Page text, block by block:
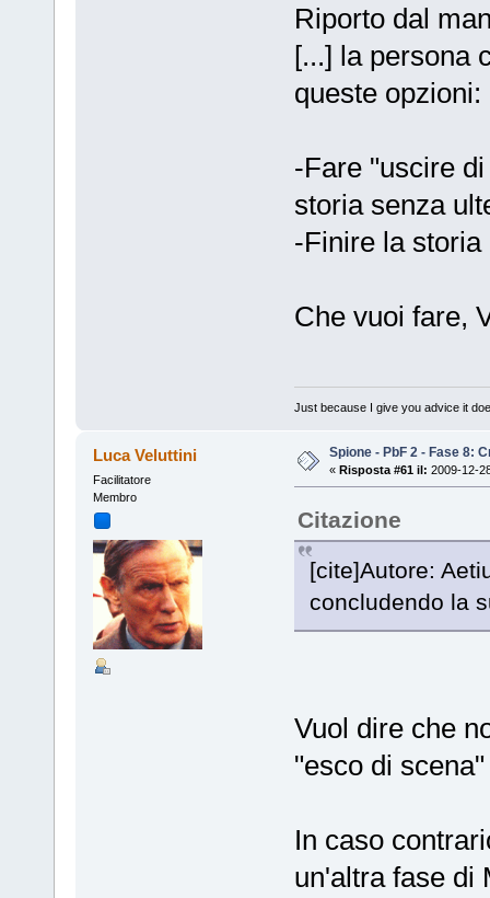
Riporto dal
[...] la persona
queste opzioni:
-Fare "uscire
storia senza
-Finire la
Che vuoi fare,
Just because I give you advice it
Luca Veluttini
Facilitatore
Membro
Spione - PbF 2 - Fase 8:
« Risposta #61 il: 2009-12-
Citazione
[cite]Autore:
concludendo la
Vuol dire che
"esco di
In caso
un'altra fase di